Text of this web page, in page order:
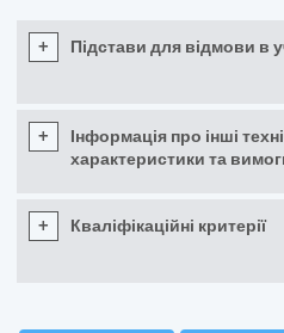
+ Підстави для відмови в
+
Інформація про інші
характеристики та
+ Кваліфікаційні критерії